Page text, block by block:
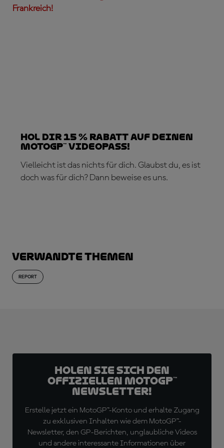
Frankreich!
Hol dir 15 % Rabatt auf deinen
MotoGP™ VideoPass!
Vielleicht ist das nichts für dich. Glaubst du, es ist
doch was für dich? Dann beweise es uns.
Verwandte Themen
REPORT
Holen Sie sich den
offiziellen MotoGP™
Newsletter!
Erstelle jetzt ein MotoGP™-Konto und erhalte Zugang
zu exklusiven Inhalten wie dem MotoGP™-
Newsletter, den GP-Berichten, unglaubliche Videos
und andere interessante Informationen über